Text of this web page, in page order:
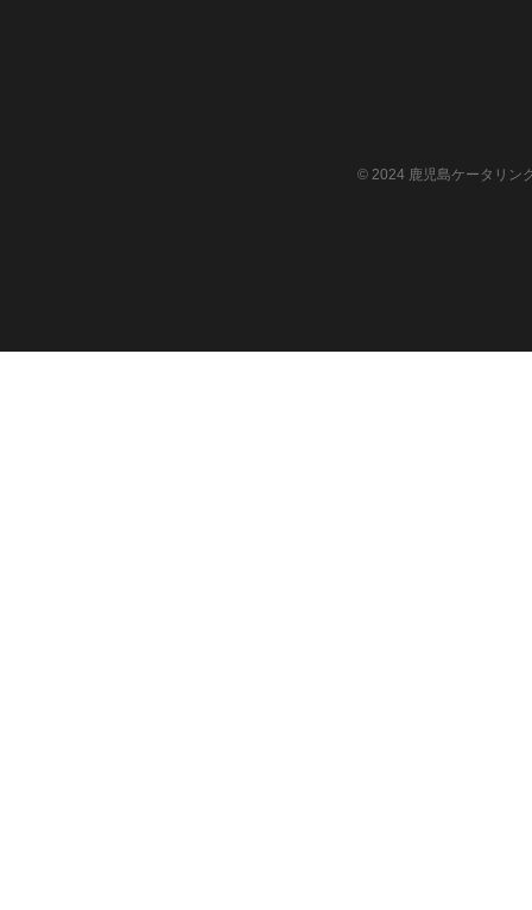
© 2024 鹿児島ケータリン